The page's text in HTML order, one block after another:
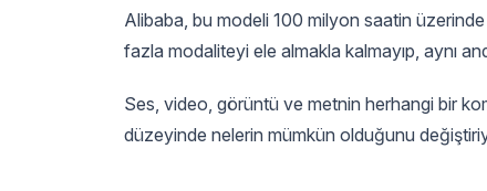
Alibaba, bu modeli 100 milyon saatin
fazla modaliteyi ele almakla kalmayıp, aynı
Ses, video, görüntü ve metnin herhangi bir
düzeyinde nelerin mümkün olduğunu